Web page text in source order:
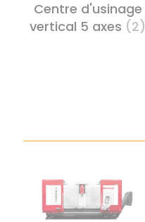
Centre d'usinage
vertical 5 axes (2)